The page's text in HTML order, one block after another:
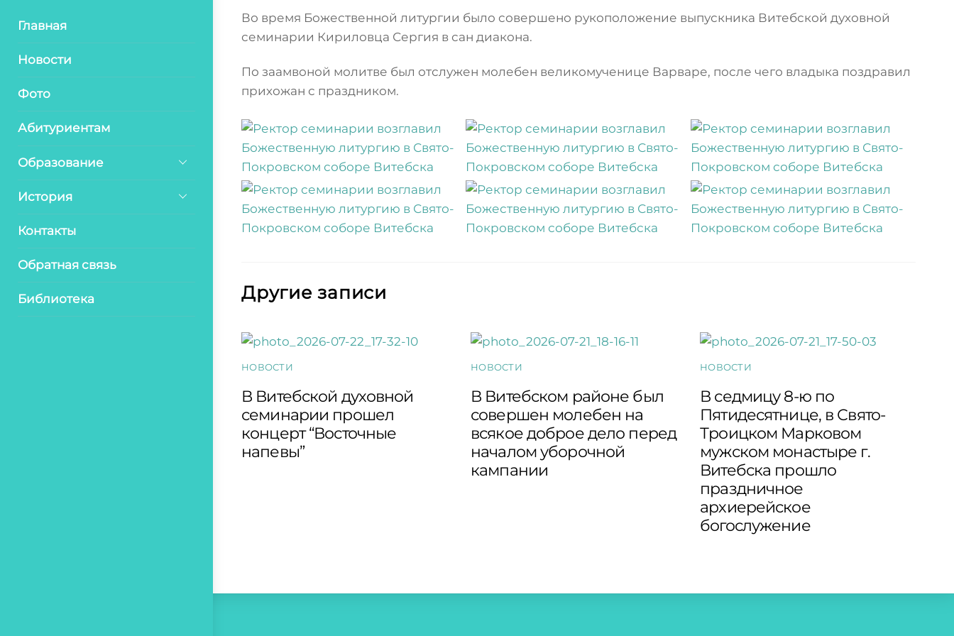
Главная
Новости
Фото
Абитуриентам
Образование
История
Контакты
Обратная связь
Библиотека
Во время Божественной литургии было совершено рукоположение выпускника Витебской духовной
семинарии Кириловца Сергия в сан диакона.
По заамвоной молитве был отслужен молебен великомученице Варваре, после чего владыка поздравил
прихожан с праздником.
Другие записи
НОВОСТИ
В Витебской духовной
семинарии прошел
концерт “Восточные
напевы”
НОВОСТИ
В Витебском районе был
совершен молебен на
всякое доброе дело перед
началом уборочной
кампании
НОВОСТИ
В седмицу 8-ю по
Пятидесятнице, в Свято-
Троицком Марковом
мужском монастыре г.
Витебска прошло
праздничное
архиерейское
богослужение